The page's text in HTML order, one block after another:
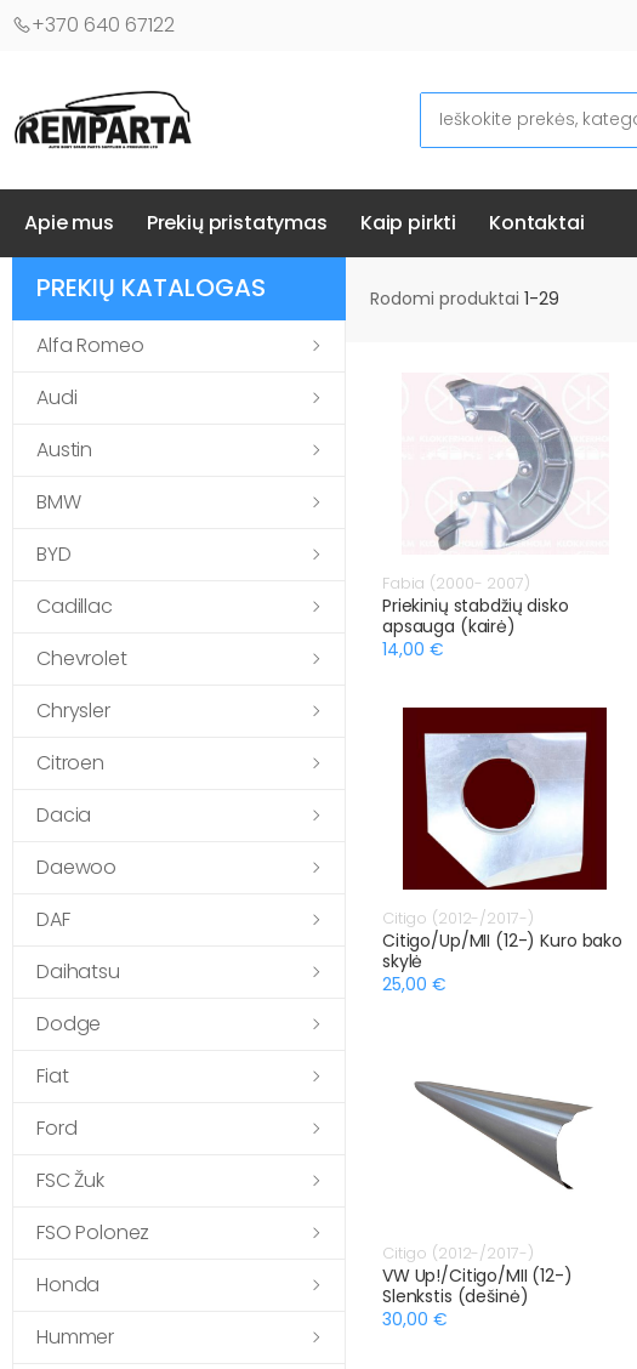
+370 640 67122
Ieškoti
Apie mus Prekių pristatymas Kaip pirkti Kontaktai
PREKIŲ KATALOGAS
Alfa Romeo
Audi
Austin
BMW
BYD
Cadillac
Chevrolet
Chrysler
Citroen
Dacia
Daewoo
DAF
Daihatsu
Dodge
Fiat
Ford
FSC Žuk
FSO Polonez
Honda
Hummer
Rodomi produktai 1-29
Fabia (2000- 2007)
Priekinių stabdžių disko
apsauga (kairė)
14,00 €
Citigo (2012-/2017-)
Citigo/Up/MII (12-) Kuro bako
skylė
25,00 €
Citigo (2012-/2017-)
VW Up!/Citigo/MII (12-)
Slenkstis (dešinė)
30,00 €